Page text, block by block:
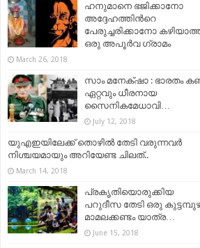
ഹനുമാനെ ഭജിക്കാനോ
അദ്ദേഹത്തിന്‍റെ
പേരുച്ചരിക്കാനോ
ഒരു അപൂർവ ഗ്രാമം
March 26, 2018
സാം മനേക്‌ഷാ : ഭാരതം
ഏറ്റവും ധീരനായ
സൈനികമേധാവി…
July 12, 2018
യുഎഇയിലേക്ക് തൊഴില്‍ തേടി വരുന്നവര്‍
നിശ്ചയമായും അറിയേണ്ട ചിലത്..
March 14, 2018
പ്രകൃതിയൊരുക്കിയ
പറുദീസ തേടി ഒരു
മാമലക്കണ്ടം യാത്ര…
June 15, 2018